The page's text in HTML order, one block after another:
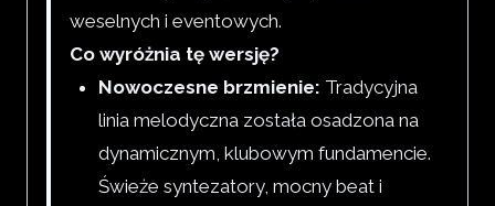
weselnych i eventowych.
Co wyróżnia tę wersję?
Nowoczesne brzmienie: Tradycyjna
linia melodyczna została osadzona na
dynamicznym, klubowym fundamencie.
Świeże syntezatory, mocny beat i